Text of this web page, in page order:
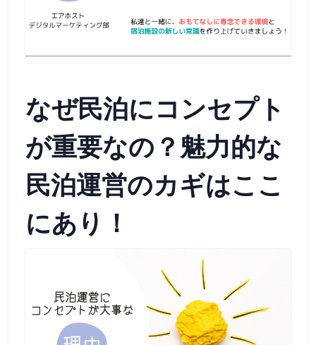
なぜ民泊にコンセプト
が重要なの？魅力的な
民泊運営のカギはここ
にあり！